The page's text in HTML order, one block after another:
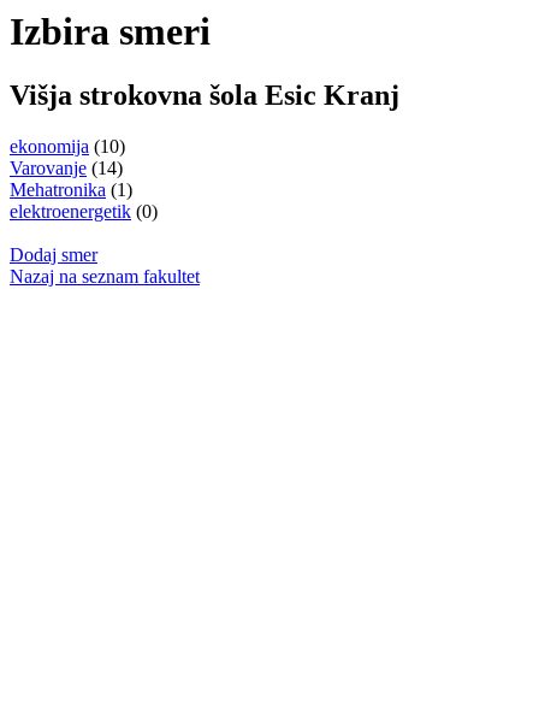
Izbira smeri
Višja strokovna šola Esic Kranj
ekonomija (10)
Varovanje (14)
Mehatronika (1)
elektroenergetik (0)
Dodaj smer
Nazaj na seznam fakultet